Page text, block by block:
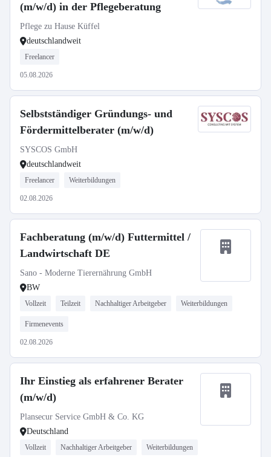
(m/w/d) in der Pflegeberatung
Pflege zu Hause Küffel
deutschlandweit
Freelancer
05.08.2026
Selbstständiger Gründungs- und
Fördermittelberater (m/w/d)
SYSCOS GmbH
deutschlandweit
Freelancer Weiterbildungen
02.08.2026
Fachberatung (m/w/d) Futtermittel /
Landwirtschaft DE
Sano - Moderne Tierernährung GmbH
BW
Vollzeit Teilzeit Nachhaltiger Arbeitgeber Weiterbildungen
Firmenevents
02.08.2026
Ihr Einstieg als erfahrener Berater
(m/w/d)
Plansecur Service GmbH & Co. KG
Deutschland
Vollzeit Nachhaltiger Arbeitgeber Weiterbildungen